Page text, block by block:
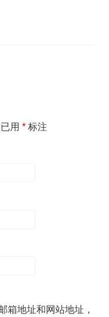
已用* 标注
箱地址和网站地址，